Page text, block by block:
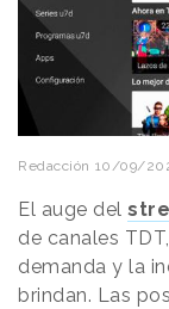
Redacción 10/09/
El auge del
de canales
demanda y la
brindan. Las